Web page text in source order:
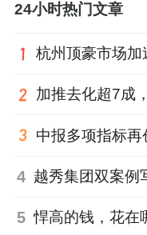
24小时热门文章
4
5 悍高的钱，花在